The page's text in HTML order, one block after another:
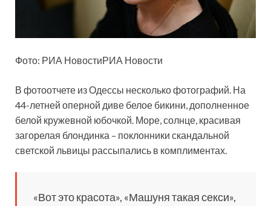
Фото: РИА НовостиРИА Новости
В фотоотчете из Одессы несколько фотографий. На
44-летней оперной диве белое бикини, дополненное
белой кружевной юбочкой. Море, солнце, красивая
загорелая блондинка – поклонники скандальной
светской львицы рассыпались в комплиментах.
«Вот это красота», «Машуня такая секси»,